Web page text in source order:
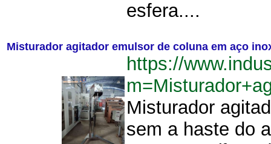
esfera....
Misturador agitador emulsor de coluna em aço
https://
Misturador
sem a haste do